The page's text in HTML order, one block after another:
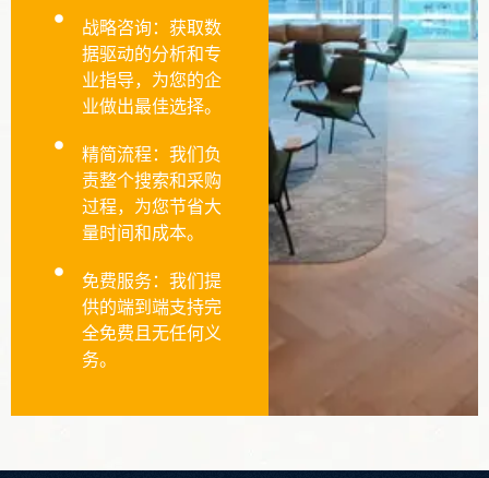
战略咨询：获取数
据驱动的分析和专
业指导，为您的企
业做出最佳选择。
精简流程：我们负
责整个搜索和采购
过程，为您节省大
量时间和成本。
免费服务：我们提
供的端到端支持完
全免费且无任何义
务。